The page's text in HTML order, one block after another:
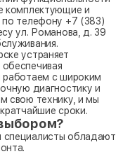
комплектующие и
по телефону +7 (383)
ул. Романова, д. 39
устраняет
работаем с широким
диагностику и
свою технику, и мы
сроки.
специалисты обладают